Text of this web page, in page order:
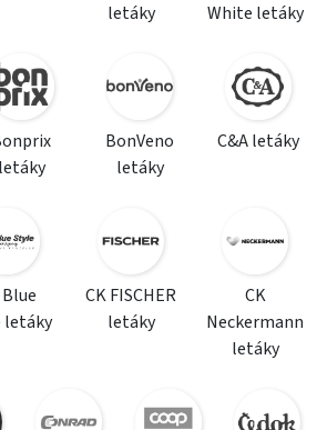
letáky
White letáky
letáky
BonVeno
letáky
C&A letáky
letáky
CK FISCHER
letáky
CK
Neckermann
letáky